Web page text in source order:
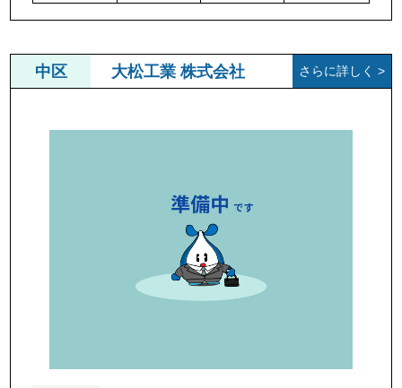
中区 大松工業 株式会社 さらに詳しく >